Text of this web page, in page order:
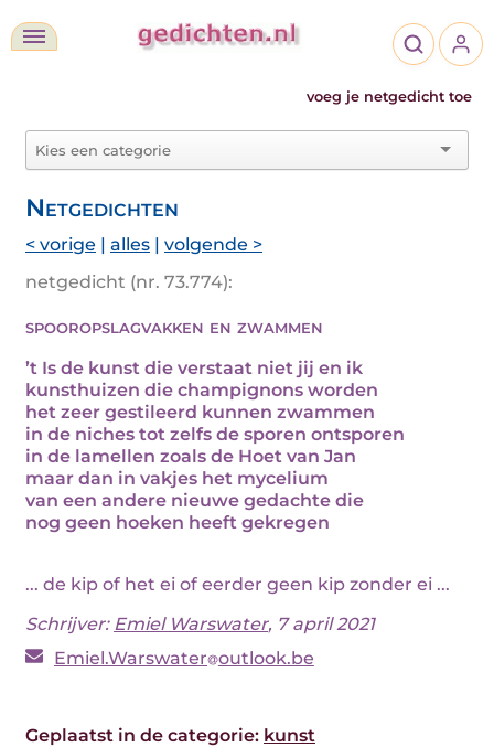
voeg je netgedicht toe
Netgedichten
< vorige | alles | volgende >
netgedicht (nr. 73.774):
spooropslagvakken en zwammen
’t Is de kunst die verstaat niet jij en ik
kunsthuizen die champignons worden
het zeer gestileerd kunnen zwammen
in de niches tot zelfs de sporen ontsporen
in de lamellen zoals de Hoet van Jan
maar dan in vakjes het mycelium
van een andere nieuwe gedachte die
nog geen hoeken heeft gekregen
... de kip of het ei of eerder geen kip zonder ei ...
Schrijver: Emiel Warswater, 7 april 2021
Emiel.Warswater outlook.be
Geplaatst in de categorie: kunst